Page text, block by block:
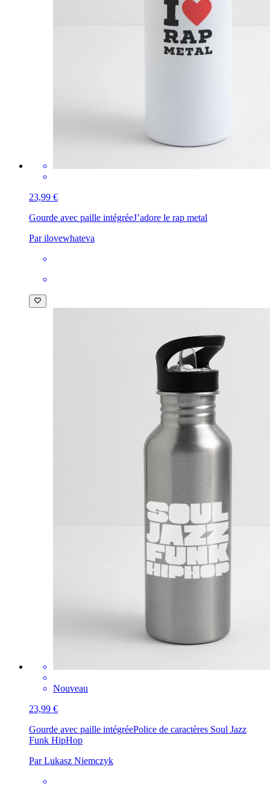
23,99 €
Gourde avec paille intégréeJ’adore le rap metal
Par ilovewhateva
Nouveau
23,99 €
Gourde avec paille intégréePolice de caractères Soul Jazz
Funk HipHop
Par Lukasz Niemczyk